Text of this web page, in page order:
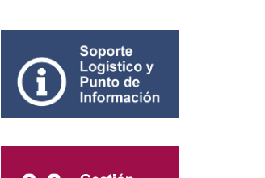
Información
complementaria